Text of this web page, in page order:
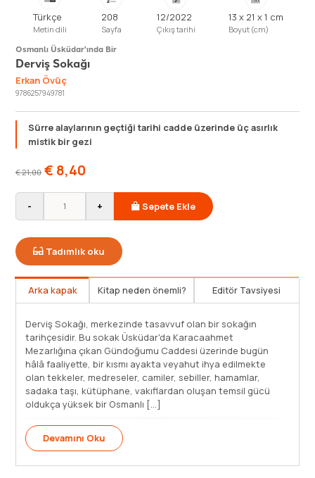
Türkçe
Metin dili
208
Sayfa
12/2022
Çıkış tarihi
13 x 21 x 1 cm
Boyut (cm)
Osmanlı Üsküdar'ında Bir
Derviş Sokağı
Erkan Övüç
9786257949781
Sürre alaylarının geçtiği tarihi cadde üzerinde üç asırlık
mistik bir gezi
€21,00 € 8,40
- + Sepete Ekle
Tadımlık oku
Arka kapak Kitap neden önemli? Editör Tavsiyesi
Hz. Peygamber'e olan hürmetinin en
timsali olan surre alaylarının geçtiği bir cadde...
içerisinde her yıl halkın, sokak satıcılarının,
çocukların, ulemanın, meşayihin, dervişlerin,
katiplerin, nazırların ve saray ağalarının
bu alayların geçtiği Menzilhane Yokuşunda
cami, [...]
Oku
Derviş
Mezarlığına
hâlâ
olan
sadaka taşı,